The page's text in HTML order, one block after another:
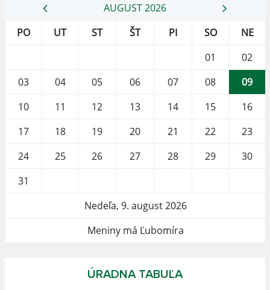
AUGUST 2026
PO
UT ST ŠT PI SO
NE
01
02
03
04 05 06 07 08
09
10
11 12 13 14 15
16
17
18 19 20 21 22
23
24
25 26 27 28 29
30
31
Nedeľa, 9. august 2026
Meniny má Ľubomíra
ÚRADNA TABUĽA